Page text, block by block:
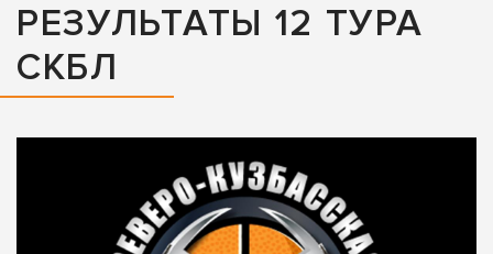
РЕЗУЛЬТАТЫ 12 ТУРА
СКБЛ